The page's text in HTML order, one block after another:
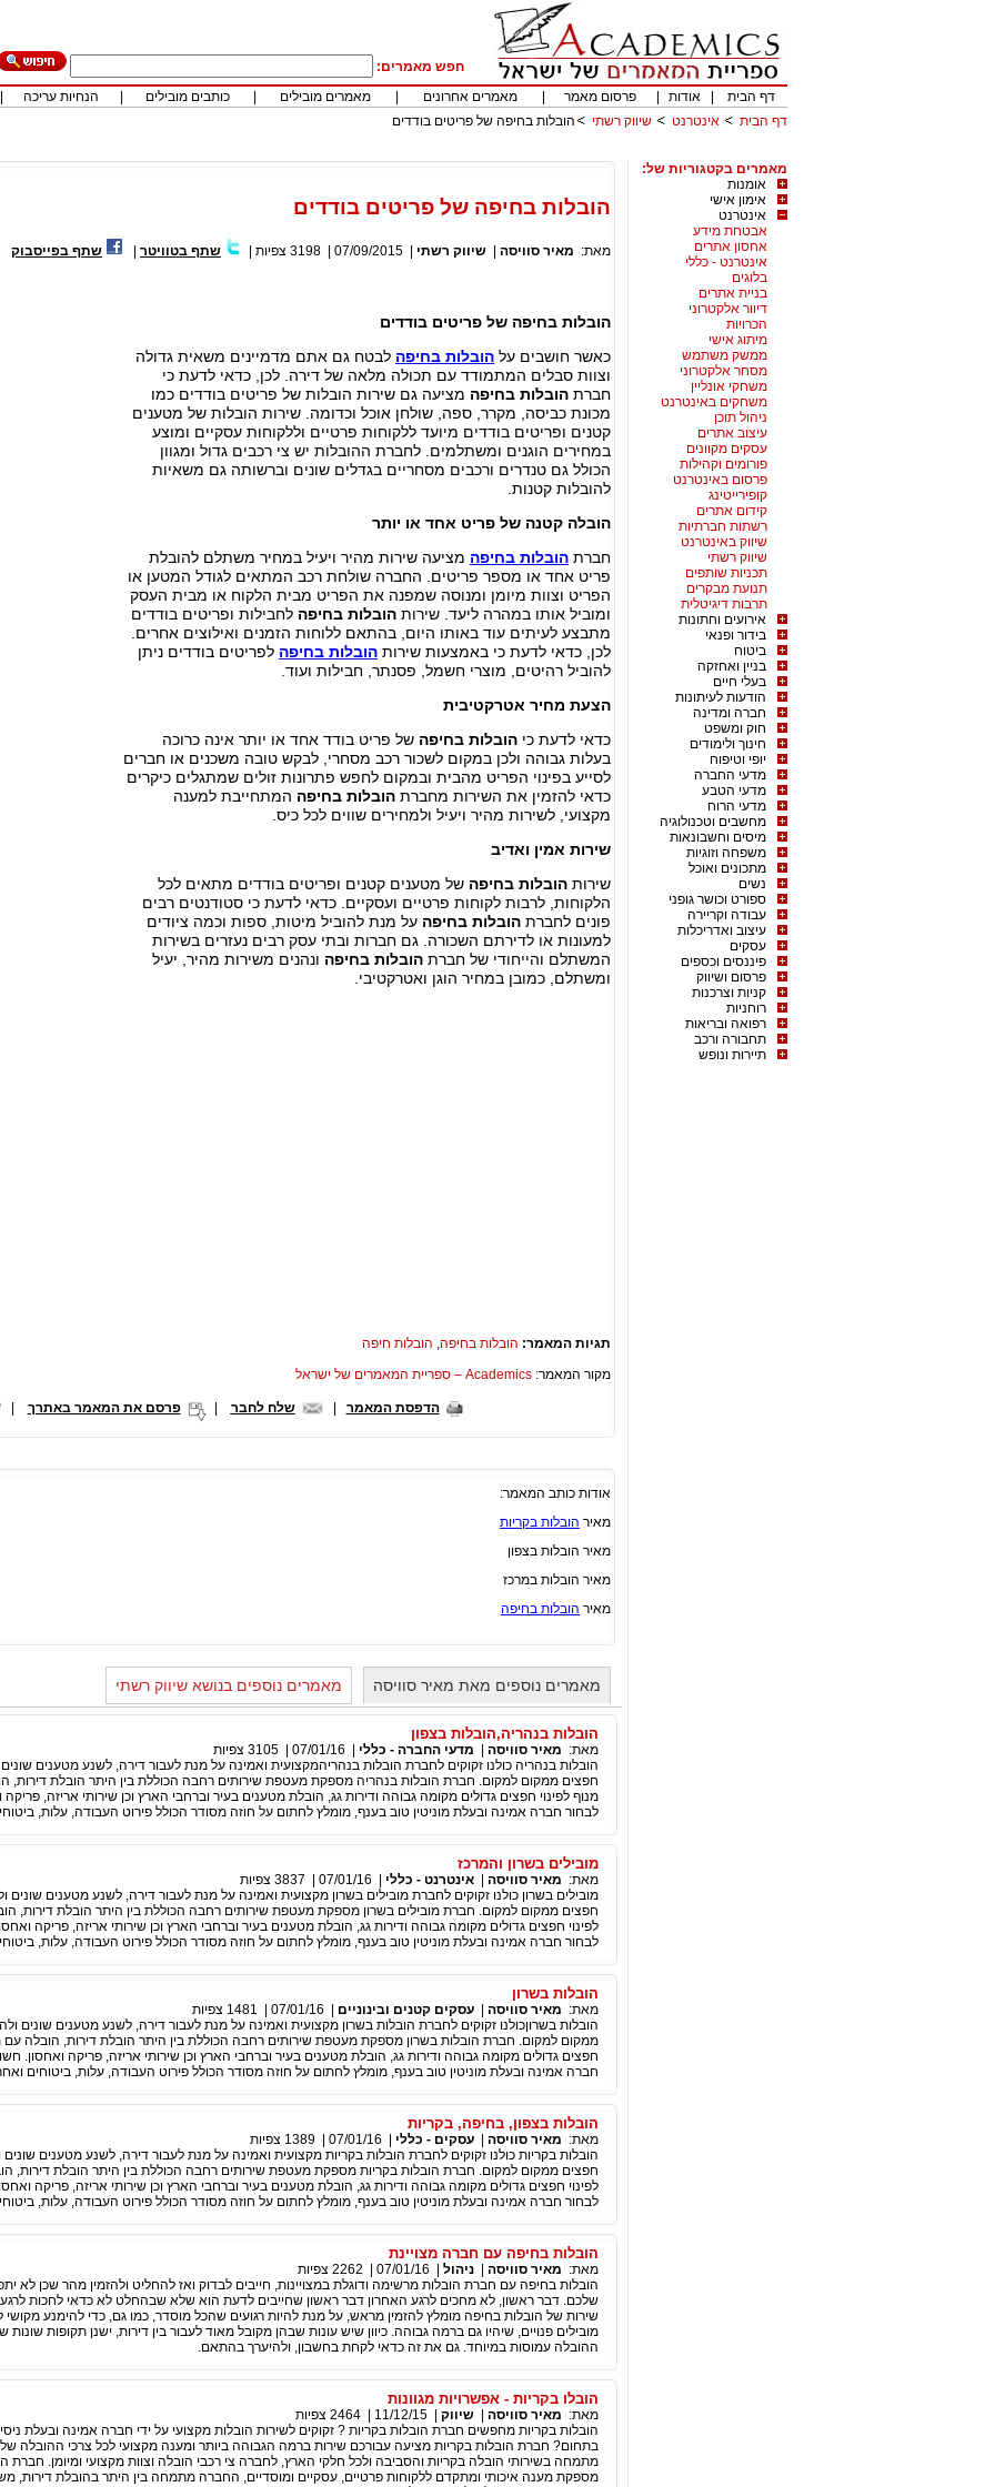
חפש מאמרים:
דף הבית
אודות פרסום מאמר מאמרים אחרונים מאמרים מובילים כותבים מובילים הנחיות עריכה
דף הבית
אינטרנט שיווק רשתי הובלות בחיפה של פריטים בודדים
מאמרים בקטגוריות של:
אומנות
אימון אישי
אינטרנט
אבטחת מידע
אחסון אתרים
אינטרנט - כללי
בלוגים
בניית אתרים
דיוור אלקטרוני
הכרויות
מיתוג אישי
ממשק משתמש
מסחר אלקטרוני
משחקי אונליין
משחקים באינטרנט
ניהול תוכן
עיצוב אתרים
עסקים מקוונים
פורומים וקהילות
פרסום באינטרנט
קופירייטינג
קידום אתרים
רשתות חברתיות
שיווק באינטרנט
שיווק רשתי
תכניות שותפים
תנועת מבקרים
תרבות דיגיטלית
אירועים וחתונות
בידור ופנאי
ביטוח
בניין ואחזקה
בעלי חיים
הודעות לעיתונות
חברה ומדינה
חוק ומשפט
חינוך ולימודים
יופי וטיפוח
מדעי החברה
מדעי הטבע
מדעי הרוח
מחשבים וטכנולוגיה
מיסים וחשבונאות
משפחה וזוגיות
מתכונים ואוכל
נשים
ספורט וכושר גופני
עבודה וקריירה
עיצוב ואדריכלות
עסקים
פיננסים וכספים
פרסום ושיווק
קניות וצרכנות
רוחניות
רפואה ובריאות
תחבורה ורכב
תיירות ונופש
הובלות בחיפה של פריטים בודדים
מאת: מאיר סוויסה שיווק רשתי 07/09/2015
3198 צפיות שתף בטוויטר שתף בפייסבוק
הובלות בחיפה של פריטים בודדים
כאשר חושבים על הובלות בחיפה לבטח גם אתם מדמיינים משאית גדולה
וצוות סבלים המתמודד עם תכולה מלאה של דירה. לכן, כדאי לדעת כי
חברת הובלות בחיפה מציעה גם שירות הובלות של פריטים בודדים כמו
מכונת כביסה, מקרר, ספה, שולחן אוכל וכדומה. שירות הובלות של מטענים
קטנים ופריטים בודדים מיועד ללקוחות פרטיים וללקוחות עסקיים ומוצע
במחירים הוגנים ומשתלמים. לחברת ההובלות יש צי רכבים גדול ומגוון
הכולל גם טנדרים ורכבים מסחריים בגדלים שונים וברשותה גם משאיות
להובלות קטנות.
הובלה קטנה של פריט אחד או יותר
חברת הובלות בחיפה מציעה שירות מהיר ויעיל במחיר משתלם להובלת
פריט אחד או מספר פריטים. החברה שולחת רכב המתאים לגודל המטען או
הפריט וצוות מיומן ומנוסה שמפנה את הפריט מבית הלקוח או מבית העסק
ומוביל אותו במהרה ליעד. שירות הובלות בחיפה לחבילות ופריטים בודדים
מתבצע לעיתים עוד באותו היום, בהתאם ללוחות הזמנים ואילוצים אחרים.
לכן, כדאי לדעת כי באמצעות שירות הובלות בחיפה לפריטים בודדים ניתן
להוביל רהיטים, מוצרי חשמל, פסנתר, חבילות ועוד.
הצעת מחיר אטרקטיבית
כדאי לדעת כי הובלות בחיפה של פריט בודד אחד או יותר אינה כרוכה
בעלות גבוהה ולכן במקום לשכור רכב מסחרי, לבקש טובה משכנים או חברים
לסייע בפינוי הפריט מהבית ובמקום לחפש פתרונות זולים שמתגלים כיקרים
כדאי להזמין את השירות מחברת הובלות בחיפה המתחייבת למענה
מקצועי, לשירות מהיר ויעיל ולמחירים שווים לכל כיס.
שירות אמין ואדיב
שירות הובלות בחיפה של מטענים קטנים ופריטים בודדים מתאים לכל
הלקוחות, לרבות לקוחות פרטיים ועסקיים. כדאי לדעת כי סטודנטים רבים
פונים לחברת הובלות בחיפה על מנת להוביל מיטות, ספות וכמה ציודים
למעונות או לדירתם השכורה. גם חברות ובתי עסק רבים נעזרים בשירות
המשתלם והייחודי של חברת הובלות בחיפה ונהנים משירות מהיר, יעיל
ומשתלם, כמובן במחיר הוגן ואטרקטיבי.
תגיות המאמר: הובלות בחיפה, הובלות חיפה
מקור המאמר: Academics – ספריית המאמרים של ישראל
הדפסת המאמר שלח לחבר פרסם את המאמר באתרך |
אודות כותב המאמר:
מאיר הובלות בקריות
מאיר הובלות בצפון
מאיר הובלות במרכז
מאיר הובלות בחיפה
מאמרים נוספים מאת מאיר סוויסה מאמרים נוספים בנושא שיווק רשתי
הובלות בנהריה,הובלות בצפון
מאת: מאיר סוויסה מדעי החברה - כללי 07/01/16
3105 צפיות
הובלות בנהריה כולנו זקוקים לחברת הובלות בנהריהמקצועית ואמינה על מנת לעבור דירה, לשנע מטענים שונים
חפצים ממקום למקום. חברת הובלות בנהריה מספקת מעטפת שירותים רחבה הכוללת בין היתר הובלת דירות,
מנוף לפינוי חפצים גדולים מקומה גבוהה ודירות גג, הובלת מטענים בעיר וברחבי הארץ וכן שירותי אריזה,
לבחור חברה אמינה ובעלת מוניטין טוב בענף, מומלץ לחתום על חוזה מסודר הכולל פירוט העבודה, עלות,
מובילים בשרון והמרכז
מאת: מאיר סוויסה אינטרנט - כללי 07/01/16
3837 צפיות
מובילים בשרון כולנו זקוקים לחברת מובילים בשרון מקצועית ואמינה על מנת לעבור דירה, לשנע מטענים שונים
חפצים ממקום למקום. חברת מובילים בשרון מספקת מעטפת שירותים רחבה הכוללת בין היתר הובלת דירות,
לפינוי חפצים גדולים מקומה גבוהה ודירות גג, הובלת מטענים בעיר וברחבי הארץ וכן שירותי אריזה, פריקה
לבחור חברה אמינה ובעלת מוניטין טוב בענף, מומלץ לחתום על חוזה מסודר הכולל פירוט העבודה, עלות,
הובלות בשרון
מאת: מאיר סוויסה עסקים קטנים ובינוניים 07/01/16
1481 צפיות
הובלות בשרון ​ כולנו זקוקים לחברת הובלות בשרון מקצועית ואמינה על מנת לעבור דירה, לשנע מטענים שונים
ממקום למקום. חברת הובלות בשרון מספקת מעטפת שירותים רחבה הכוללת בין היתר הובלת דירות, הובלה עם
חפצים גדולים מקומה גבוהה ודירות גג, הובלת מטענים בעיר וברחבי הארץ וכן שירותי אריזה, פריקה ואחסון.
חברה אמינה ובעלת מוניטין טוב בענף, מומלץ לחתום על חוזה מסודר הכולל פירוט העבודה, עלות, ביטוחים
הובלות בצפון, בחיפה, בקריות
מאת: מאיר סוויסה עסקים - כללי 07/01/16
1389 צפיות
הובלות בקריות כולנו זקוקים לחברת הובלות בקריות מקצועית ואמינה על מנת לעבור דירה, לשנע מטענים שונים
חפצים ממקום למקום. חברת הובלות בקריות מספקת מעטפת שירותים רחבה הכוללת בין היתר הובלת דירות,
לפינוי חפצים גדולים מקומה גבוהה ודירות גג, הובלת מטענים בעיר וברחבי הארץ וכן שירותי אריזה, פריקה
לבחור חברה אמינה ובעלת מוניטין טוב בענף, מומלץ לחתום על חוזה מסודר הכולל פירוט העבודה, עלות,
הובלות בחיפה עם חברה מצויינת
מאת: מאיר סוויסה ניהול 07/01/16
2262 צפיות
הובלות בחיפה עם חברת הובלות מרשימה ודוגלת במצויינות, חייבים לבדוק ואז להחליט ולהזמין מהר שכן לא
שלכם. דבר ראשון, לא מחכים לרגע האחרון דבר ראשון שחייבים לדעת הוא שלא שבהחלט לא כדאי לחכות לרגע
שירות של הובלות בחיפה מומלץ להזמין מראש, על מנת להיות רגועים שהכל מוסדר, כמו גם, כדי להימנע מקושי
מובילים פנויים, שיהיו גם ברמה גבוהה. כיוון שיש עונות שבהן מקובל מאוד לעבור בין דירות, ישנן תקופות שונות
ההובלה עמוסות במיוחד. גם את זה כדאי לקחת בחשבון, ולהיערך בהתאם.
הובלו בקריות - אפשרויות מגוונות
מאת: מאיר סוויסה שיווק 11/12/15
2464 צפיות
הובלות בקריות מחפשים חברת הובלות בקריות ? זקוקים לשירות הובלות מקצועי על ידי חברה אמינה ובעלת
בתחום? חברת הובלות בקריות מציעה עבורכם שירות ברמה הגבוהה ביותר ומענה מקצועי לכל צרכי ההובלה
מתמחה בשירותי הובלה בקריות והסביבה ולכל חלקי הארץ, לחברה צי רכבי הובלה וצוות מקצועי ומיומן. חברת
מספקת מענה איכותי ומתקדם ללקוחות פרטיים, עסקיים ומוסדיים, החברה מתמחה בין היתר בהובלת דירות,